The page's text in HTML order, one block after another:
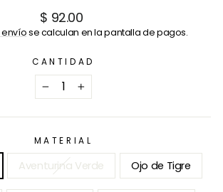
Precio
habitual
$ 92.00
se calculan en la pantalla de pagos.
CANTIDAD
− +
MATERIAL
Aventurina Verde Ojo de Tigre